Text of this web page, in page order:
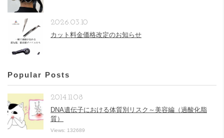
カット料金価格改定のお知らせ
2026.03.10
Popular Posts
DNA遺伝子における体質別リスク～美容編（過酸化脂
質）
2014.11.08
Views: 132689